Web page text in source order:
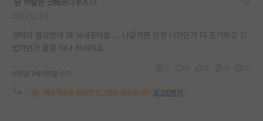
허탈한 코페르니쿠스
경력이 필요한데 왜 국내포닥을.... 나갈거면 당장 나가던가 다 포기하고 기
업가던가 둘중 하나 하셔야죠
대댓글 1개 대댓글 쓰기
해당 댓글을 보려면 로그인이 필요합니다. 로그인하기